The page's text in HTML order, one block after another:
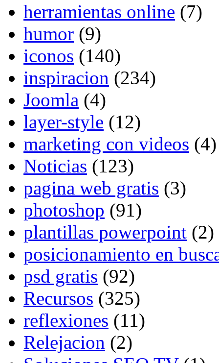
herramientas online (7)
humor (9)
iconos (140)
inspiracion (234)
Joomla (4)
layer-style (12)
marketing con videos (4)
Noticias (123)
pagina web gratis (3)
photoshop (91)
plantillas powerpoint (2)
posicionamiento en
psd gratis (92)
Recursos (325)
reflexiones (11)
Relejacion (2)